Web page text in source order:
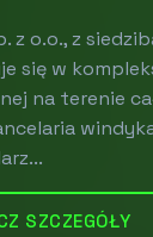
z o.o., z
się w
na terenie
SZCZEGÓŁY